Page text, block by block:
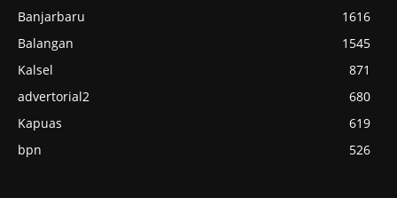
Banjarbaru
1616
Balangan
1545
Kalsel
871
advertorial2
680
Kapuas
619
bpn
526